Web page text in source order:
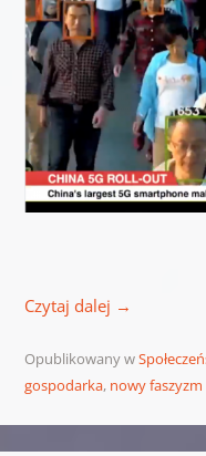
Czytaj dalej →
Opublikowany w
gospodarka, nowy faszyzm